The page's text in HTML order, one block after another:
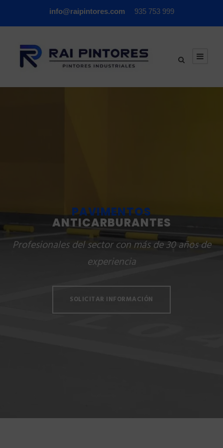
info@raipintores.com 935 753 999
PAVIMENTOS
ANTICARBURANTES
Profesionales del sector con más de 30 años de
experiencia
SOLICITAR INFORMACIÓN